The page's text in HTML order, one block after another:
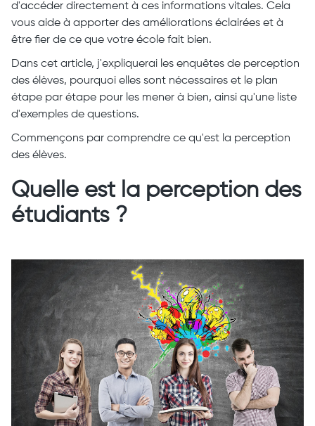
d'accéder directement à ces informations vitales. Cela
vous aide à apporter des améliorations éclairées et à
être fier de ce que votre école fait bien.
Dans cet article, j'expliquerai les enquêtes de perception
des élèves, pourquoi elles sont nécessaires et le plan
étape par étape pour les mener à bien, ainsi qu'une liste
d'exemples de questions.
Commençons par comprendre ce qu'est la perception
des élèves.
Quelle est la perception des
étudiants ?